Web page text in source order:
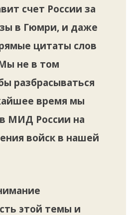
счет России за
в Гюмри, и даже
цитаты слов
не в том
разбрасываться
время мы
МИД России на
войск в нашей
этой темы и